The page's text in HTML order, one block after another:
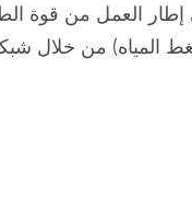
في إطار العمل من